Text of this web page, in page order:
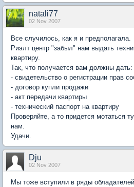
natali77
02 Nov 2007
Все случилось, как я и предполагала.
Риэлт центр "забыл" нам выдать
квартиру.
Так, что получается вам должны дать:
- свидетельство о регистрации прав
- договор купли продажи
- акт передачи квартиры
- технический паспорт на квартиру
Проверяйте, а то придется мотаться
нам.
Удачи.
Dju
02 Nov 2007
Мы тоже вступили в ряды